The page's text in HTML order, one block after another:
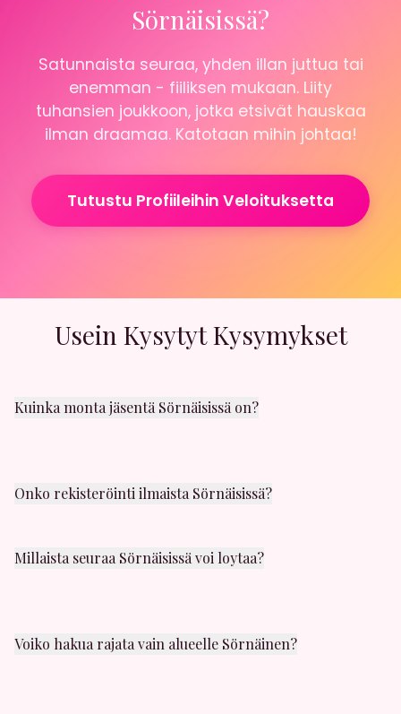
Sörnäisissä?
Satunnaista seuraa, yhden illan juttua tai
enemman - fiiliksen mukaan. Liity
tuhansien joukkoon, jotka etsivät hauskaa
ilman draamaa. Katotaan mihin johtaa!
Tutustu Profiileihin Veloituksetta
Usein Kysytyt Kysymykset
Kuinka monta jäsentä Sörnäisissä on?
Onko rekisteröinti ilmaista Sörnäisissä?
Millaista seuraa Sörnäisissä voi loytaa?
Voiko hakua rajata vain alueelle Sörnäinen?